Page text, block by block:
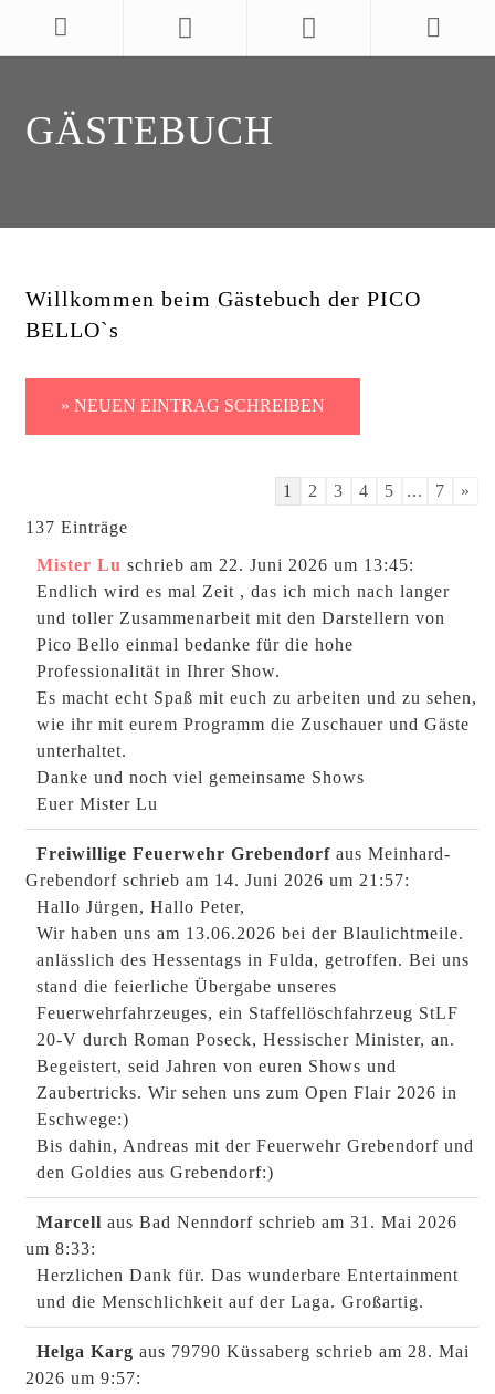
GÄSTEBUCH
Willkommen beim Gästebuch der PICO
BELLO`s
Guestbook
1 2 3 4 5 ... 7
»
137 Einträge
Mister Lu schrieb am 22. Juni 2026 um 13:45:
Endlich wird es mal Zeit , das ich mich nach langer
und toller Zusammenarbeit mit den Darstellern von
Pico Bello einmal bedanke für die hohe
Professionalität in Ihrer Show.
Es macht echt Spaß mit euch zu arbeiten und zu sehen,
wie ihr mit eurem Programm die Zuschauer und Gäste
unterhaltet.
Danke und noch viel gemeinsame Shows
Euer Mister Lu
Freiwillige Feuerwehr Grebendorf aus Meinhard-
Grebendorf schrieb am 14. Juni 2026 um 21:57:
Hallo Jürgen, Hallo Peter,
Wir haben uns am 13.06.2026 bei der Blaulichtmeile.
anlässlich des Hessentags in Fulda, getroffen. Bei uns
stand die feierliche Übergabe unseres
Feuerwehrfahrzeuges, ein Staffellöschfahrzeug StLF
20-V durch Roman Poseck, Hessischer Minister, an.
Begeistert, seid Jahren von euren Shows und
Zaubertricks. Wir sehen uns zum Open Flair 2026 in
Eschwege:)
Bis dahin, Andreas mit der Feuerwehr Grebendorf und
den Goldies aus Grebendorf:)
Marcell aus Bad Nenndorf schrieb am 31. Mai 2026
um 8:33:
Herzlichen Dank für. Das wunderbare Entertainment
und die Menschlichkeit auf der Laga. Großartig.
Helga Karg aus 79790 Küssaberg schrieb am 28. Mai
2026 um 9:57: